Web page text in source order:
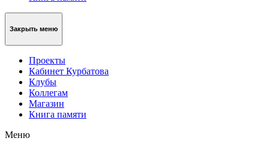
Закрыть меню
Проекты
Кабинет Курбатова
Клубы
Коллегам
Магазин
Книга памяти
Меню